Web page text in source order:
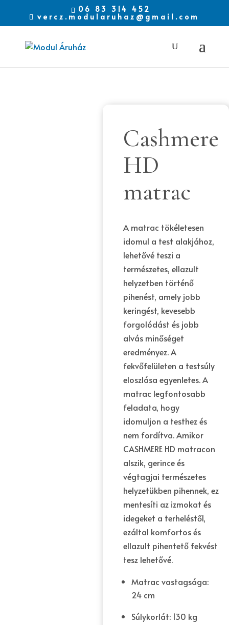
06 83 314 452
vercz.modularuhaz@gmail.com
Cashmere
HD
matrac
A matrac tökéletesen
idomul a test alakjához,
lehetővé teszi a
természetes, ellazult
helyzetben történő
pihenést, amely jobb
keringést, kevesebb
forgolódást és jobb
alvás minőséget
eredményez. A
fekvőfelületen a testsúly
eloszlása egyenletes. A
matrac legfontosabb
feladata, hogy
idomuljon a testhez és
nem fordítva. Amikor
CASHMERE HD matracon
alszik, gerince és
végtagjai természetes
helyzetükben pihennek, ez
mentesíti az izmokat és
idegeket a terheléstől,
ezáltal komfortos és
ellazult pihentető fekvést
tesz lehetővé.
Matrac vastagsága:
24 cm
Súlykorlát: 130 kg